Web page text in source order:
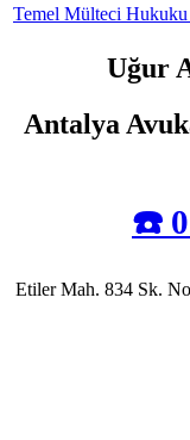
Temel Mülteci Hukuku
Uğur
Antalya
☎️ 0
Etiler Mah. 834 Sk.